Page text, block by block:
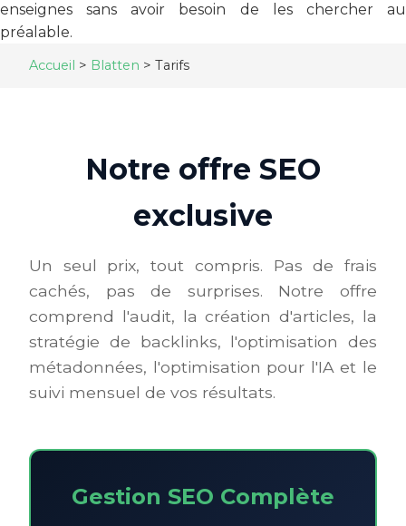
enseignes sans avoir besoin de les chercher au
préalable.
Accueil > Blatten > Tarifs
Notre offre SEO
exclusive
Un seul prix, tout compris. Pas de frais
cachés, pas de surprises. Notre offre
comprend l'audit, la création d'articles, la
stratégie de backlinks, l'optimisation des
métadonnées, l'optimisation pour l'IA et le
suivi mensuel de vos résultats.
Gestion SEO Complète